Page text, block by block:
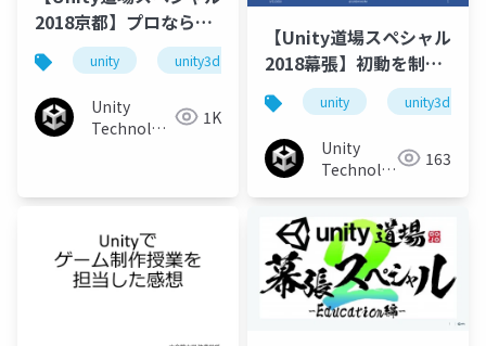
2018京都】プロなら当
然！プログラミング技
能解説
unity unity3d unitydojo
Unity
Technologies 1K
【Unity道場スペシャル
2018幕張】初動を制す
る！遊んでもらってナ
ンボだぜ！
unity unity3d
Unity
Technologies 163